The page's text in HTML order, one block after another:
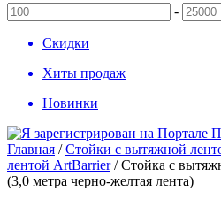
-
Скидки
Хиты продаж
Новинки
Главная /Стойки с вытяжной
лентой ArtBarrier/Стойка с
(3,0 метра черно-желтая лента)